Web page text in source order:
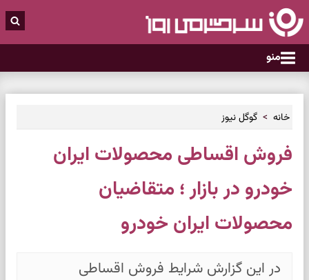
منو
خانه گوگل نیوز
فروش اقساطی محصولات ایران
خودرو در بازار ؛ متقاضیان
محصولات ایران خودرو
در این گزارش شرایط فروش اقساطی